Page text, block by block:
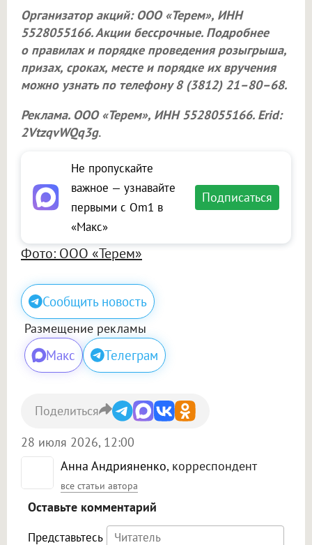
Организатор акций: ООО «Терем», ИНН
5528055166. Акции бессрочные. Подробнее
о правилах и порядке проведения розыгрыша,
призах, сроках, месте и порядке их вручения
можно узнать по телефону 8 (3812) 21–80–68.
Реклама. ООО «Терем», ИНН 5528055166. Erid:
2VtzqvWQq3g.
Не пропускайте
важное — узнавайте
первыми с Om1 в
«Макс»
Подписаться
Фото: ООО «Терем»
Сообщить новость
Размещение рекламы
Макс Телеграм
Анна Андрияненко, корреспондент
все статьи автора
28 июля 2026, 12:00
Поделиться
Оставьте комментарий
Представьтесь